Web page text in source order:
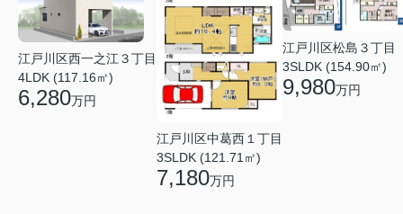
江戸川区西一之江３丁目
4LDK (117.16㎡)
6,280万円
江戸川区中葛西１丁目
3SLDK (121.71㎡)
7,180万円
江戸川区松島３丁目
3SLDK (154.90㎡)
9,980万円